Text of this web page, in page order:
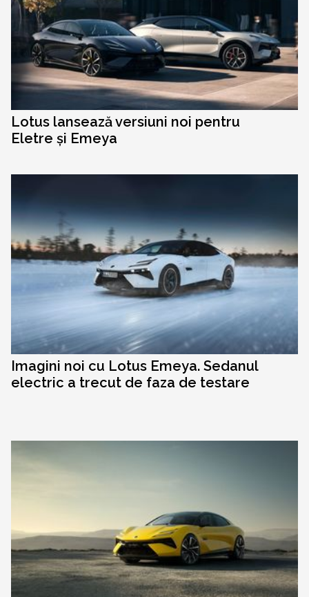
Lotus lansează versiuni noi pentru
Eletre și Emeya
Imagini noi cu Lotus Emeya. Sedanul
electric a trecut de faza de testare